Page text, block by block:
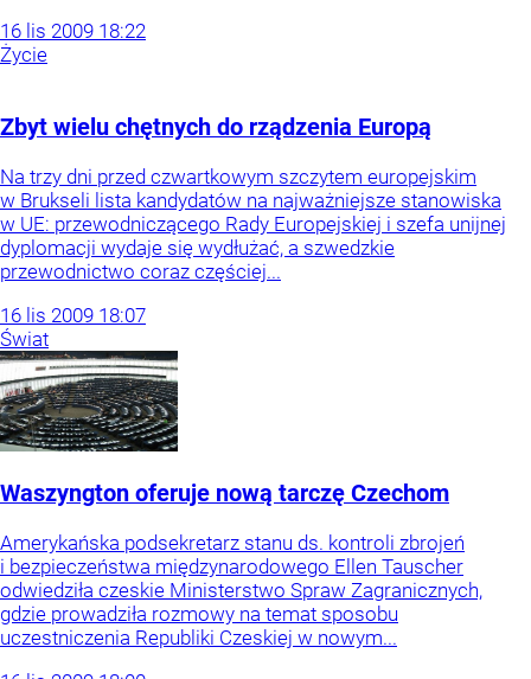
16 lis 2009 18:22
Życie
Zbyt wielu chętnych do rządzenia Europą
Na trzy dni przed czwartkowym szczytem europejskim
w Brukseli lista kandydatów na najważniejsze stanowiska
w UE: przewodniczącego Rady Europejskiej i szefa unijnej
dyplomacji wydaje się wydłużać, a szwedzkie
przewodnictwo coraz częściej...
16 lis 2009 18:07
Świat
Waszyngton oferuje nową tarczę Czechom
Amerykańska podsekretarz stanu ds. kontroli zbrojeń
i bezpieczeństwa międzynarodowego Ellen Tauscher
odwiedziła czeskie Ministerstwo Spraw Zagranicznych,
gdzie prowadziła rozmowy na temat sposobu
uczestniczenia Republiki Czeskiej w nowym...